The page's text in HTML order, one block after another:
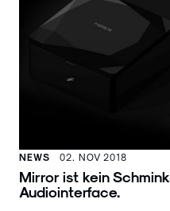
NEWS 02. NOV 2018
Mirror ist kein
Audiointerface.